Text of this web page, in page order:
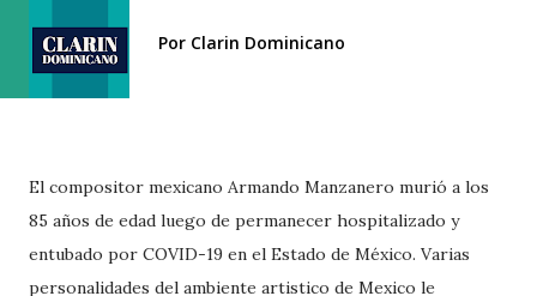
Por Clarin Dominicano
El compositor mexicano Armando Manzanero murió a los
85 años de edad luego de permanecer hospitalizado y
entubado por COVID-19 en el Estado de México. Varias
personalidades del ambiente artistico de Mexico le